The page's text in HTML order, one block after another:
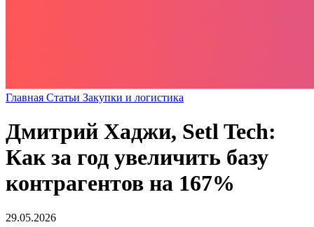
Главная Статьи Закупки и логистика
Дмитрий Хаджи, Setl Tech:
Как за год увеличить базу
контрагентов на 167%
29.05.2026